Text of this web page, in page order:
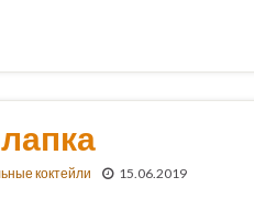
коктейли 15.06.2019